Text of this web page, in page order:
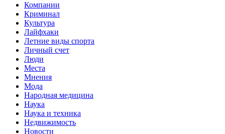
Компании
Криминал
Культура
Лайфхаки
Летние виды спорта
Личный счет
Люди
Места
Мнения
Мода
Народная медицина
Наука
Наука и техника
Недвижимость
Новости